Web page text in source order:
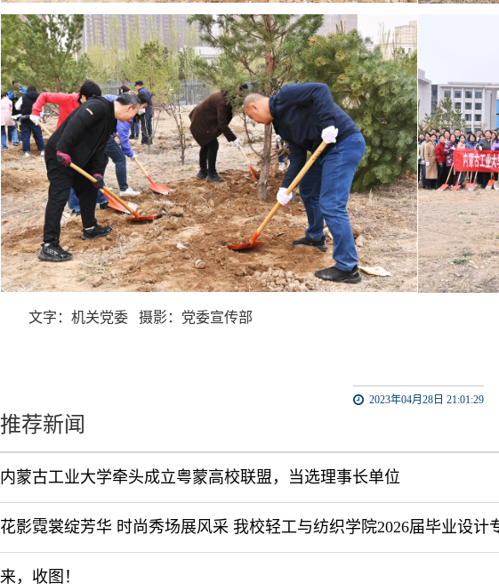
文字：机关党委 摄影：党委宣传部
2023年04月28日 21:01:29
推荐新闻
内蒙古工业大学牵头成立粤蒙高校联盟，当选理事长单位
来，收图！